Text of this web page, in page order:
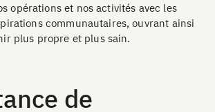
opérations et nos activités avec les
communautaires, ouvrant ainsi
plus propre et plus sain.
de